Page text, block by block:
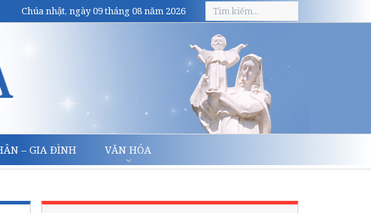
Chúa nhật, ngày 09 tháng 08 năm 2026
– GIA ĐÌNH VĂN HÓA